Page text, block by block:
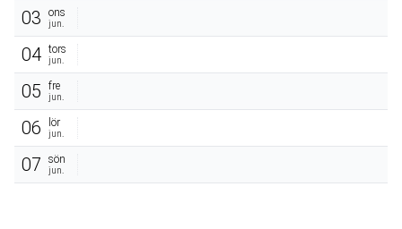
03 ons
jun.
04 tors
jun.
05 fre
jun.
06 lör
jun.
07 sön
jun.